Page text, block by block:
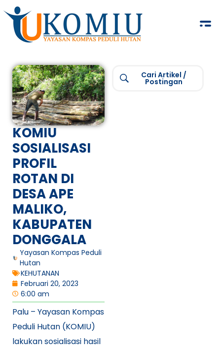
KOMIU
SOSIALISASI
PROFIL
ROTAN DI
DESA APE
MALIKO,
KABUPATEN
DONGGALA
Yayasan Kompas Peduli
Hutan
KEHUTANAN
Februari 20, 2023
6:00 am
Palu – Yayasan Kompas
Peduli Hutan (KOMIU)
lakukan sosialisasi hasil
Cari Artikel /
Postingan